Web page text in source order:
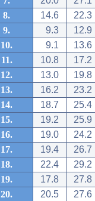
8.
14.6
22.3
9.
9.3
12.9
10.
9.1
13.6
11.
10.8
17.2
12.
13.0
19.8
13.
16.2
23.2
14.
18.7
25.4
15.
19.2
25.9
16.
19.0
24.2
17.
19.4
26.7
18.
22.4
29.2
19.
17.8
27.8
20.
20.5
27.6